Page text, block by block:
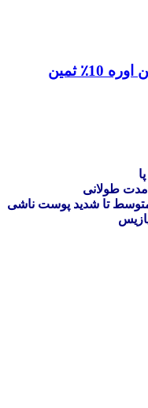
ثمین
طولانی
تا شدید پوست ناشی